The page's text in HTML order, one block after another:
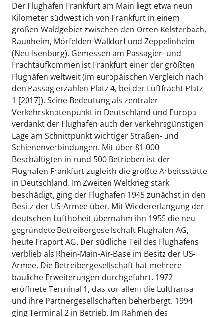
Der Flughafen Frankfurt am Main liegt etwa neun
Kilometer südwestlich von Frankfurt in einem
großen Waldgebiet zwischen den Orten Kelsterbach,
Raunheim, Mörfelden-Walldorf und Zeppelinheim
(Neu-Isenburg). Gemessen am Passagier- und
Frachtaufkommen ist Frankfurt einer der größten
Flughäfen weltweit (im europäischen Vergleich nach
den Passagierzahlen Platz 4, bei der Luftfracht Platz
1 [2017]). Seine Bedeutung als zentraler
Verkehrsknotenpunkt in Deutschland und Europa
verdankt der Flughafen auch der verkehrsgünstigen
Lage am Schnittpunkt wichtiger Straßen- und
Schienenverbindungen. Mit über 81 000
Beschäftigten in rund 500 Betrieben ist der
Flughafen Frankfurt zugleich die größte Arbeitsstätte
in Deutschland. Im Zweiten Weltkrieg stark
beschädigt, ging der Flughafen 1945 zunächst in den
Besitz der US-Armee über. Mit Wiedererlangung der
deutschen Lufthoheit übernahm ihn 1955 die neu
gegründete Betreibergesellschaft Flughafen AG,
heute Fraport AG. Der südliche Teil des Flughafens
verblieb als Rhein-Main-Air-Base im Besitz der US-
Armee. Die Betreibergesellschaft hat mehrere
bauliche Erweiterungen durchgeführt. 1972
eröffnete Terminal 1, das vor allem die Lufthansa
und ihre Partnergesellschaften beherbergt. 1994
ging Terminal 2 in Betrieb. Im Rahmen des